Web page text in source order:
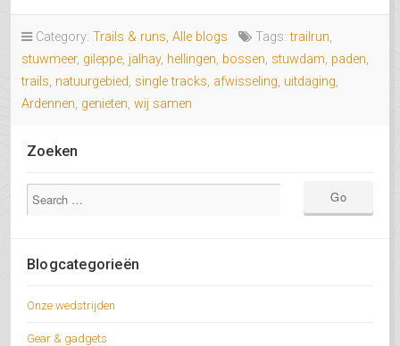
Category: Trails & runs, Alle blogs Tags:trailrun,
stuwmeer, gileppe, jalhay, hellingen, bossen, stuwdam, paden,
trails, natuurgebied, single tracks, afwisseling, uitdaging,
Ardennen, genieten, wij samen
Zoeken
Blogcategorieën
Onze wedstrijden
Gear & gadgets